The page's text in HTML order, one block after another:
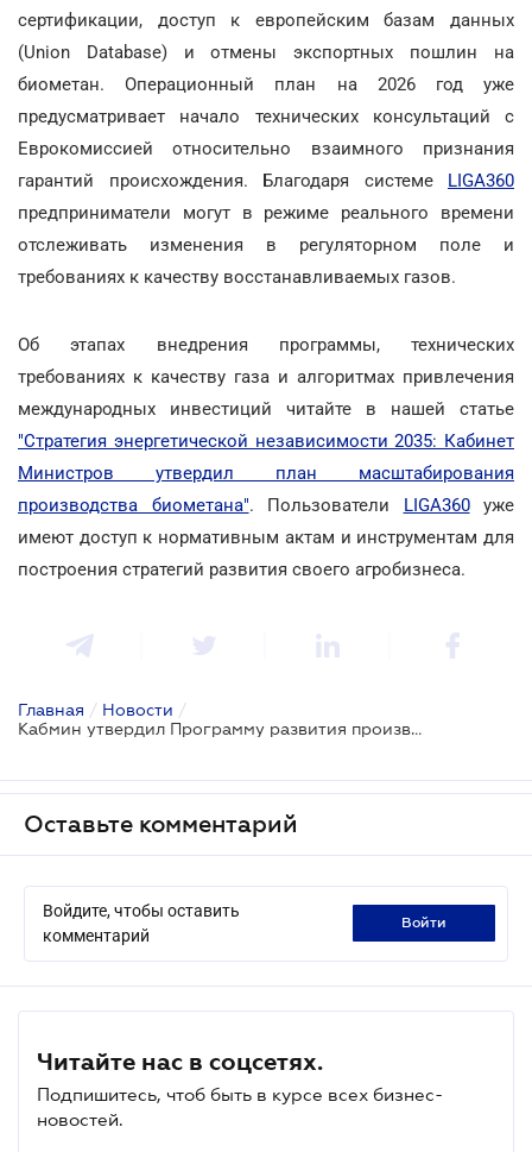
сертификации, доступ к европейским базам данных
(Union Database) и отмены экспортных пошлин на
биометан. Операционный план на 2026 год уже
предусматривает начало технических консультаций с
Еврокомиссией относительно взаимного признания
гарантий происхождения. Благодаря системе LIGA360
предприниматели могут в режиме реального времени
отслеживать изменения в регуляторном поле и
требованиях к качеству восстанавливаемых газов.
Об этапах внедрения программы, технических
требованиях к качеству газа и алгоритмах привлечения
международных инвестиций читайте в нашей статье
"Стратегия энергетической независимости 2035: Кабинет
Министров утвердил план масштабирования
производства биометана". Пользователи LIGA360уже
имеют доступ к нормативным актам и инструментам для
построения стратегий развития своего агробизнеса.
Главная / Новости /
Кабмин утвердил Программу развития производства биометана до 2035 года
Оставьте комментарий
Войдите, чтобы оставить
комментарий
войти
Читайте нас в соцсетях.
Подпишитесь, чтоб быть в курсе всех бизнес-
новостей.